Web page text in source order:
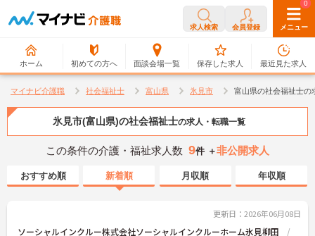
求人検索 会員登録 メニュー
ホーム 初めての方へ 面談会場一覧
0
保存した求人
0
最近見た求人
マイナビ介護職 社会福祉士 富山県 氷見市 富山県の社会福祉士の
氷見市(富山県)の社会福祉士の求人・転職一覧
この条件の介護・福祉求人数 9件 ＋非公開求人
おすすめ順 新着順 月収順 年収順
更新日：2026年06月08日
ソーシャルインクルー株式会社ソーシャルインクルーホーム氷見柳田